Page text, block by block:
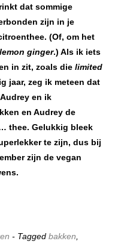
dat sommige
zijn in je
(Of, om het
lemon ginger.) Als ik iets
in zit, zoals die limited
jaar, zeg ik meteen dat
en ik
en Audrey de
thee. Gelukkig bleek
te zijn, dus bij
zijn de vegan
- Tagged bakken